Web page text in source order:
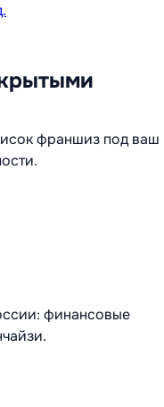
франшиз под ваш
финансовые